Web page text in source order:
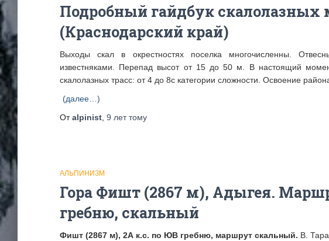
Подробный гайдбук
(Краснодарский край)
Выходы скал в окрестностях поселка многочисленны.
известняками. Перепад высот от 15 до 50 м. В настоящий
скалолазных трасс: от 4 до 8с категории сложности. Освоение
(далее…)
Отalpinist 9 леттому
АЛЬПИНИЗМ
Гора Фишт (2867 м), Адыгея.
гребню, скальный
Фишт (2867 м), 2А к.с. по ЮВ гребню, маршрут скальный. В.